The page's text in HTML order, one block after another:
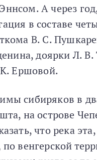
А через
в составе
В. С.
доярки Л. В.
Ершовой.
сибиряков в
на острове
что река
венгерской